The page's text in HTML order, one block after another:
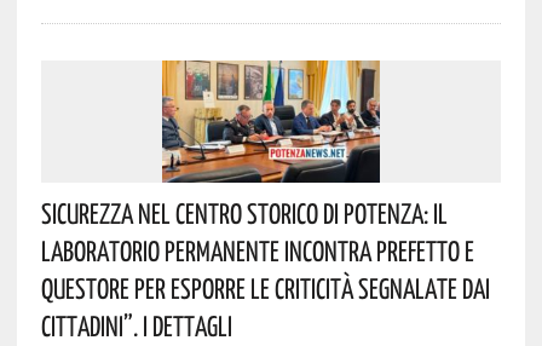
Sicurezza Nel Centro Storico Di Potenza: Il
Laboratorio Permanente Incontra Prefetto E
Questore Per Esporre Le Criticità Segnalate Dai
Cittadini”. I Dettagli